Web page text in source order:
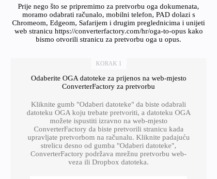
Prije nego što se pripremimo za pretvorbu oga dokumenata,
moramo odabrati računalo, mobilni telefon, PAD dolazi s
Chromeom, Edgeom, Safarijem i drugim preglednicima i unijeti
web stranicu https://converterfactory.com/hr/oga-to-opus kako
bismo otvorili stranicu za pretvorbu oga u opus.
KORAK 1
Odaberite OGA datoteke za prijenos na web-mjesto
ConverterFactory za pretvorbu
Kliknite gumb "Odaberi datoteke" da biste odabrali
datoteku OGA koju trebate pretvoriti, a datoteku OGA
možete ispustiti izravno na web-mjesto
ConverterFactory da biste pretvorili stranicu kada
upravljate pretvorbom na računalu. Kliknite padajuću
strelicu desno od gumba "Odaberi datoteke",
ConverterFactory podržava mrežnu pretvorbu web-
veza ili Dropbox datoteka.